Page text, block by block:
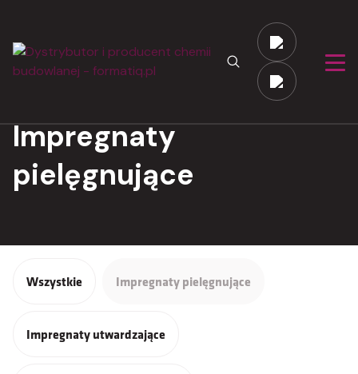
Impregnaty
pielęgnujące
Wszystkie Impregnaty pielęgnujące
Impregnaty utwardzające